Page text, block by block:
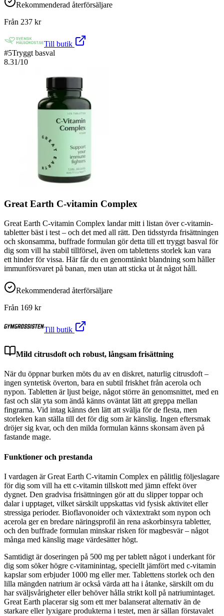
Rekommenderad återförsäljare
Från 237 kr
Till butik
#5Tryggt basval
8.31/10
Great Earth C-vitamin Complex
Great Earth C-vitamin Complex landar mitt i listan över c-vitamin-
tabletter bäst i test – och det med all rätt. Den tidsstyrda frisättningen
och skonsamma, buffrade formulan gör detta till ett tryggt basval för
dig som vill ha stabil tillförsel, även om tablettens storlek kan vara
ett hinder för vissa. Här får du en genomtänkt blandning som håller
immunförsvaret på banan, men utan att sticka ut åt något håll.
Rekommenderad återförsäljare
Från 169 kr
Till butik
Mild citrusdoft och robust, långsam frisättning
När du öppnar burken möts du av en diskret, naturlig citrusdoft –
ingen syntetisk överton, bara en subtil friskhet från acerola och
nypon. Tabletten är ljust beige, något större än genomsnittet, med en
fast och slät yta som ändå känns oväntat lätt att greppa mellan
fingrarna. Vid intag känns den lätt att svälja för de flesta, men
storleken kan ställa till det för dig som är känslig. Ingen eftersmak
dröjer sig kvar, och den milda formulan känns skonsam även på
fastande mage.
Funktioner och prestanda
I vardagen är Great Earth C-vitamin Complex en pålitlig följeslagare
för dig som vill ha ett c-vitamin tillskott med jämn effekt över
dygnet. Den gradvisa frisättningen gör att du slipper toppar och
dalar i upptaget, vilket särskilt uppskattas vid fysisk aktivitet eller
stressiga perioder. Bioflavonoider och växtextrakt som nypon och
acerola ger en bredare näringsprofil än rena askorbinsyra tabletter,
och den buffrade formulan minskar risken för magbesvär – något
många med känslig mage värdesätter högt.
Samtidigt är doseringen på 500 mg per tablett något i underkant för
dig som söker högre c-vitaminintag, speciellt jämfört med c-vitamin
kapslar som erbjuder 1000 mg eller mer. Tablettens storlek och den
lilla mängden natrium är också värda att ha i åtanke, särskilt om du
har sväljsvårigheter eller behöver hålla strikt koll på natriumintaget.
Great Earth placerar sig som ett mer balanserat alternativ än de
starkare eller lyxigare produkterna i testet, men är sällan förstavalet